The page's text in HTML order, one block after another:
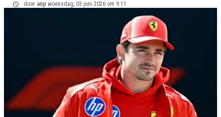
door anp woensdag, 03 juni 2026 om 9:11